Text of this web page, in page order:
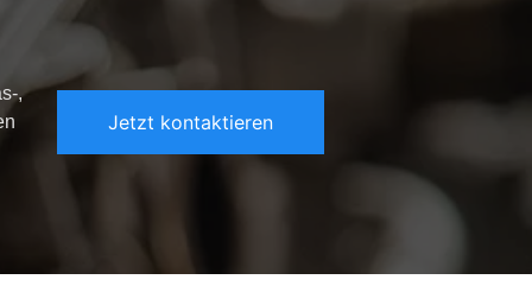
,
Jetzt kontaktieren